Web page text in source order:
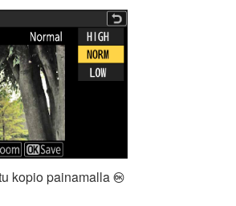
kopio painamalla J